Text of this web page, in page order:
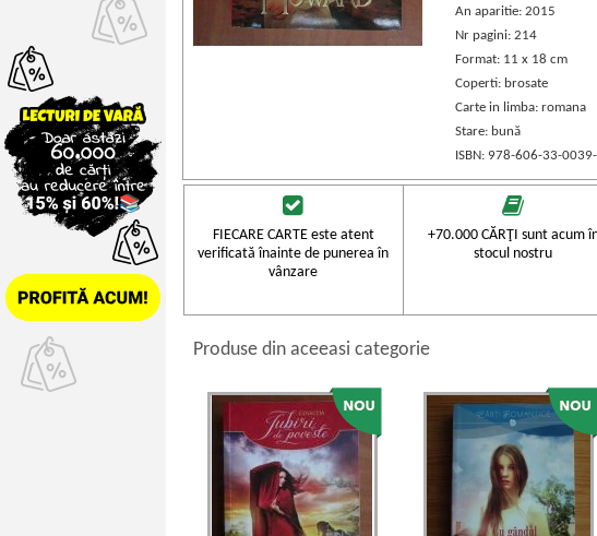
An aparitie: 2015
Nr pagini: 214
Format: 11 x 18 cm
Coperti: brosate
Carte in limba: romana
Stare: bună
ISBN: 978-606-33-
FIECARE CARTE este atent
verificată înainte de punerea în
vânzare
+70.000 CĂRŢI sunt acum
stocul nostru
Produse din aceeasi categorie